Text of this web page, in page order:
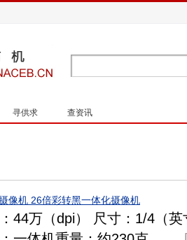
寻供求 查资讯
像机 26倍彩转黑一体化摄像机
44万（dpi） 尺寸：1/4（